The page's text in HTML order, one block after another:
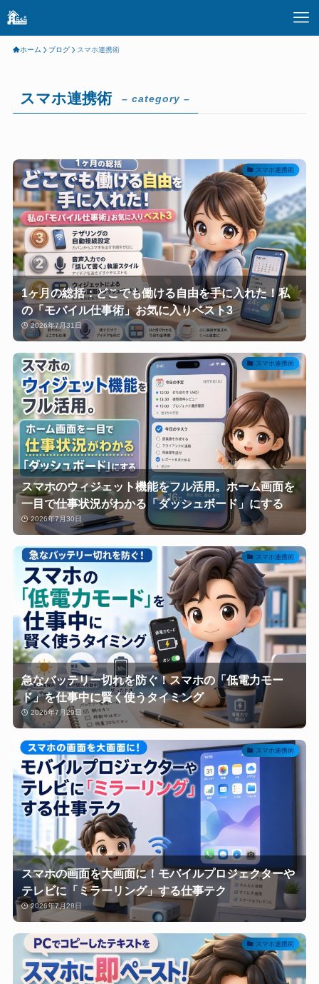
ホーム ブログ スマホ連携術
スマホ連携術 – category –
スマホ連携術
1ヶ月の総括：どこでも働ける自由を手に入れた！私
の「モバイル仕事術」お気に入りベスト3
2026年7月31日
スマホ連携術
スマホのウィジェット機能をフル活用。ホーム画面を
一目で仕事状況がわかる「ダッシュボード」にする
2026年7月30日
スマホ連携術
急なバッテリー切れを防ぐ！スマホの「低電力モー
ド」を仕事中に賢く使うタイミング
2026年7月29日
スマホ連携術
スマホの画面を大画面に！モバイルプロジェクターや
テレビに「ミラーリング」する仕事テク
2026年7月28日
スマホ連携術